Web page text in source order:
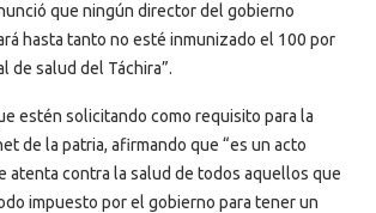
que ningún director del gobierno
hasta tanto no esté inmunizado el 100 por
de salud del Táchira”.
estén solicitando como requisito para la
de la patria, afirmando que “es un acto
atenta contra la salud de todos aquellos que
impuesto por el gobierno para tener un